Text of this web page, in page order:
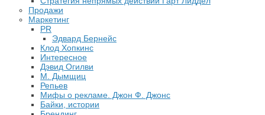
Продажи
Маркетинг
PR
Эдвард Бернейс
Клод Хопкинс
Интересное
Дэвид Огилви
М. Дымщиц
Репьев
Мифы о рекламе. Джон Ф. Джонс
Байки, истории